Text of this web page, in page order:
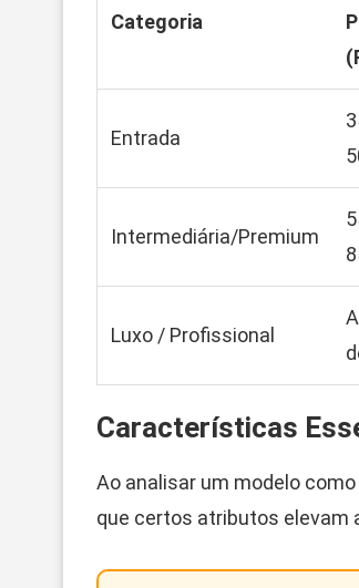
Categoria
Entrada
Intermediária/Premium
Luxo / Profissional
Características
Ao analisar um modelo como
que certos atributos elevam